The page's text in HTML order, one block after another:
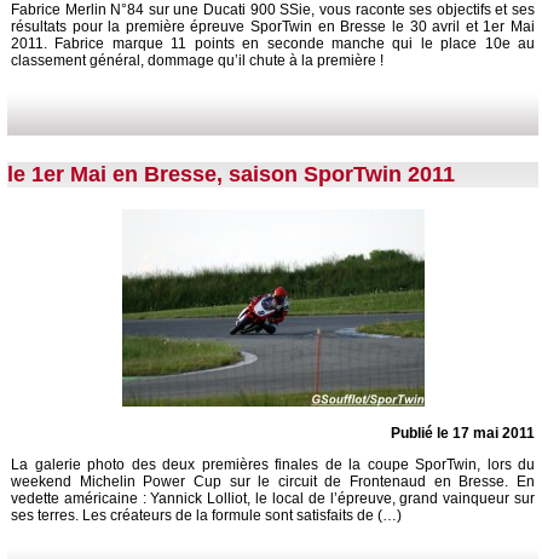
Fabrice Merlin N°84 sur une Ducati 900 SSie, vous raconte ses objectifs et ses
résultats pour la première épreuve SporTwin en Bresse le 30 avril et 1er Mai
2011. Fabrice marque 11 points en seconde manche qui le place 10e au
classement général, dommage qu’il chute à la première !
le 1er Mai en Bresse, saison SporTwin 2011
Publié le 17 mai 2011
La galerie photo des deux premières finales de la coupe SporTwin, lors du
weekend Michelin Power Cup sur le circuit de Frontenaud en Bresse. En
vedette américaine : Yannick Lolliot, le local de l’épreuve, grand vainqueur sur
ses terres. Les créateurs de la formule sont satisfaits de (…)